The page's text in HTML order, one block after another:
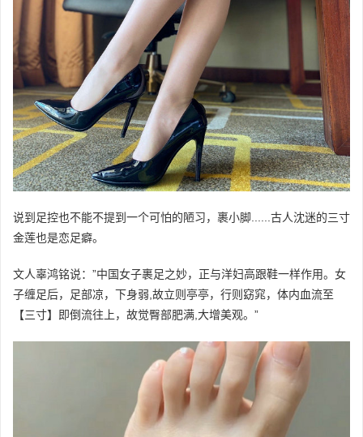
说到足控也不能不提到一个可怕的陋习，裹小脚......古人沈迷的三寸
金莲也是恋足癖。
文人辜鸿铭说：”中国女子裹足之妙，正与洋妇高跟鞋一样作用。女
子缠足后，足部凉，下身弱,故立则亭亭，行则窈窕，体内血流至
【三寸】即倒流往上，故觉臀部肥满,大增美观。”